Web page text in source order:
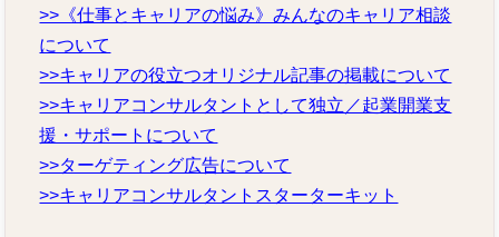
>>《仕事とキャリアの悩み》みんなのキャリア相談
について
>>キャリアの役立つオリジナル記事の掲載について
>>キャリアコンサルタントとして独立／起業開業支
援・サポートについて
>>ターゲティング広告について
>>キャリアコンサルタントスターターキット